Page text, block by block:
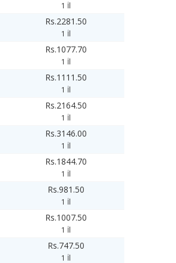
1 İl
Rs.2281.50
1 İl
Rs.1077.70
1 İl
Rs.1111.50
1 İl
Rs.2164.50
1 İl
Rs.3146.00
1 İl
Rs.1844.70
1 İl
Rs.981.50
1 İl
Rs.1007.50
1 İl
Rs.747.50
1 İl